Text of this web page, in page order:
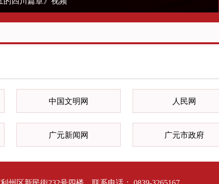
中国文明网 人民网
广元新闻网 广元市政府